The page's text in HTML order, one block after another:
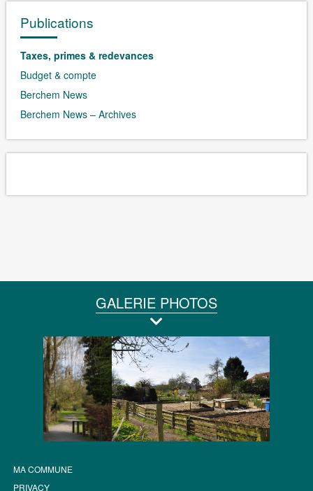
Publications
Taxes, primes & redevances
Budget & compte
Berchem News
Berchem News – Archives
GALERIE PHOTOS
MA COMMUNE
PRIVACY